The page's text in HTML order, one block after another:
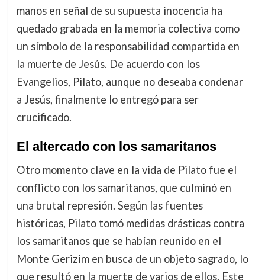
manos en señal de su supuesta inocencia ha
quedado grabada en la memoria colectiva como
un símbolo de la responsabilidad compartida en
la muerte de Jesús. De acuerdo con los
Evangelios, Pilato, aunque no deseaba condenar
a Jesús, finalmente lo entregó para ser
crucificado.
El altercado con los samaritanos
Otro momento clave en la vida de Pilato fue el
conflicto con los samaritanos, que culminó en
una brutal represión. Según las fuentes
históricas, Pilato tomó medidas drásticas contra
los samaritanos que se habían reunido en el
Monte Gerizim en busca de un objeto sagrado, lo
que resultó en la muerte de varios de ellos. Este